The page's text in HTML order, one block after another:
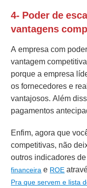
4- Poder de
vantagens
A empresa com
vantagem
porque a empresa
os fornecedores e
vantajosos. Além
pagamentos
Enfim, agora que
competitivas, não
outros indicadores
financeira e ROE
Pra que servem e lista